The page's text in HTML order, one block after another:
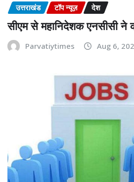
उत्तराखंड टॉप न्यूज़ देश
सीएम से महानिदेशक एनसीसी ने
Parvatiytimes Aug 6,